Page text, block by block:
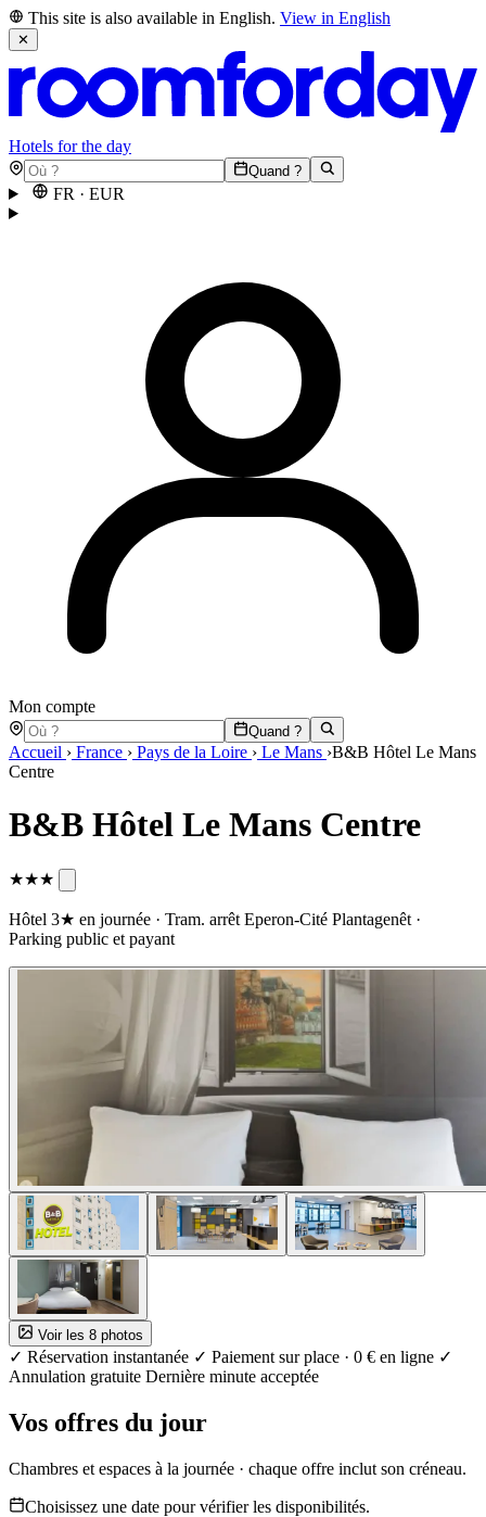
This site is also available in English. View in English
✕
Hotels for the day
Quand ?
FR · EUR
Mon compte
Quand ?
Accueil › France › Pays de la Loire › Le Mans ›B&B Hôtel Le Mans
Centre
B&B Hôtel Le Mans Centre
★★★
Hôtel 3★ en journée · Tram. arrêt Eperon-Cité Plantagenêt ·
Parking public et payant
Voir les 8 photos
✓ Réservation instantanée ✓ Paiement sur place · 0 € en ligne ✓
Annulation gratuite Dernière minute acceptée
Vos offres du jour
Chambres et espaces à la journée · chaque offre inclut son créneau.
Choisissez une date pour vérifier les disponibilités.